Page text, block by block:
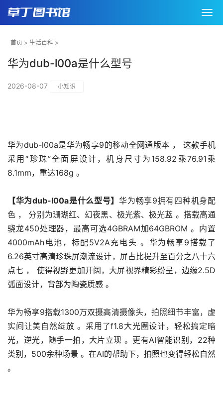
首页 > 生活百科 >
华为dub-l00a是什么型号
2026-08-07 小知识
华为dub-l00a是华为畅享9的移动全网通版本 ， 这款手机
采用“珍珠”全面屏设计，机身尺寸为158.92乘76.91乘
8.1mm，重达168g 。
【华为dub-l00a是什么型号】华为畅享9拥有四种机身配
色 ， 分别为珊瑚红、幻夜黑、极光紫、极光蓝 。搭载高通
骁龙450处理器，最高可选4GBRAM加64GBROM 。内置
4000mAh电池，标配5V2A充电头 。华为畅享9搭载了
6.26英寸高清珍珠屏潮流设计，屏占比提升至百分之八十六
点七 ， 使得视野更加开阔，大屏视界精彩纷呈，边缘2.5D
弧面设计，背部为陶瓷质感 。
华为畅享9搭载1300万双摄高清摄像头，拍照细节丰富，虚
实间让美自然绽放 。采用了f1.8大光圈设计，轻松搞定暗
光，逆光，随手一拍，大片立现 。更有AI智能识别，22种
类别，500余种场景 。在AI的帮助下，拍照也变得轻松自然
。